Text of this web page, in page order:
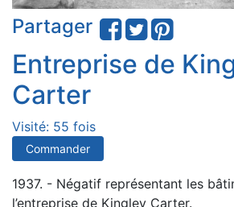
Partager
Entreprise de
Carter
Visité: 55 fois
Commander
1937. - Négatif représentant les
l’entreprise de Kingley Carter.